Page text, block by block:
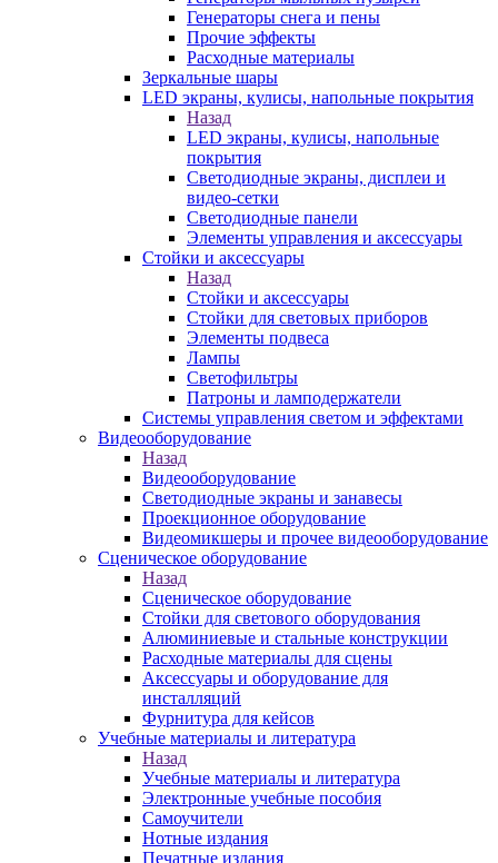
Генераторы снега и пены
Прочие эффекты
Расходные материалы
Зеркальные шары
LED экраны, кулисы, напольные покрытия
Назад
LED экраны, кулисы, напольные
покрытия
Светодиодные экраны, дисплеи и
видео-сетки
Светодиодные панели
Элементы управления и аксессуары
Стойки и аксессуары
Назад
Стойки и аксессуары
Стойки для световых приборов
Элементы подвеса
Лампы
Светофильтры
Патроны и ламподержатели
Системы управления светом и эффектами
Видеооборудование
Назад
Видеооборудование
Светодиодные экраны и занавесы
Проекционное оборудование
Видеомикшеры и прочее видеооборудование
Сценическое оборудование
Назад
Сценическое оборудование
Стойки для светового оборудования
Алюминиевые и стальные конструкции
Расходные материалы для сцены
Аксессуары и оборудование для
инсталляций
Фурнитура для кейсов
Учебные материалы и литература
Назад
Учебные материалы и литература
Электронные учебные пособия
Самоучители
Нотные издания
Печатные издания